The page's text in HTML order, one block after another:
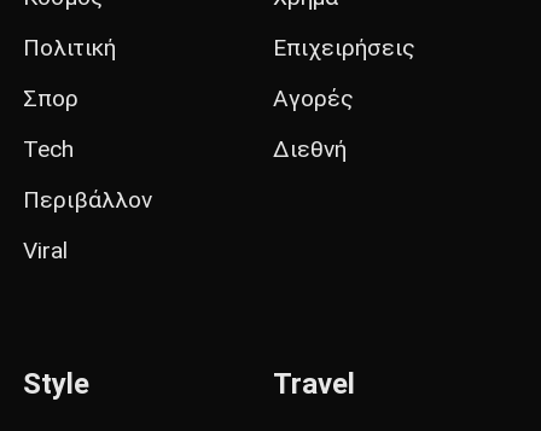
Πολιτική
Σπορ
Tech
Περιβάλλον
Viral
Επιχειρήσεις
Αγορές
Διεθνή
Style Travel